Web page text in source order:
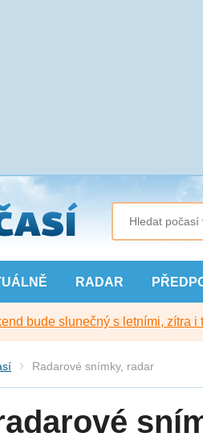
RADAR
bude slunečný s letními, zítra i
Radarové snímky, radar